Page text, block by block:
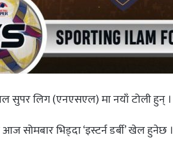
सुपर लिग (एनएसएल) मा नयाँ टोली हुन् ।
सोमबार भिड्दा ‘इस्टर्न डर्बी’ खेल हुनेछ ।